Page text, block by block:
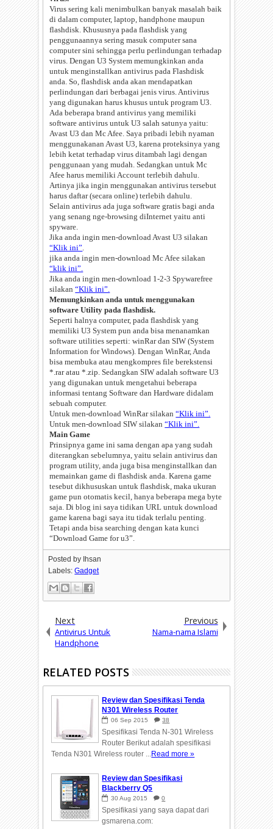
Virus sering kali menimbulkan banyak masalah baik
di dalam computer, laptop, handphone maupun
flashdisk. Khususnya pada flashdisk yang
penggunaannya sering masuk computersana
computer sini sehingga perlu perlindungan terhadap
virus. Dengan U3 System memungkinkan anda
untuk menginstallkan antivirus pada Flashdisk
anda. So, flashdisk anda akan mendapatkan
perlindungan dari berbagai jenis virus. Antivirus
yang digunakan harus khusus untuk program U3.
Ada beberapa brand antivirus yang memiliki
software antivirus untuk U3 salah satunya yaitu:
Avast U3 dan Mc Afee. Saya pribadi lebih nyaman
menggunakanan Avast U3, karena proteksinya yang
lebih ketat terhadap virus ditambah lagi dengan
penggunaan yang mudah. Sedangkan untuk Mc
Afee harus memiliki Account terlebih dahulu.
Artinya jika ingin menggunakan antivirus tersebut
harus daftar (secara online) terlebih dahulu.
Selain antivirus ada juga software gratis bagi anda
yang senang nge-browsing diInternet yaitu anti
spyware.
Jika anda ingin men-download Avast U3 silakan
“Klik ini”.
jika anda ingin men-download Mc Afee silakan
“klik ini”.
Jika anda ingin men-download 1-2-3 Spywarefree
silakan“Klik ini”.
Memungkinkan anda untuk menggunakan
software Utility pada flashdisk.
Seperti halnya computer, pada flashdisk yang
memiliki U3 System pun anda bisa menanamkan
software utilities seperti: winRar dan SIW (System
Information for Windows). Dengan WinRar, Anda
bisa membuka atau mengkompres file berekstensi
*.rar atau *.zip. Sedangkan SIW adalah software U3
yang digunakan untuk mengetahui beberapa
informasi tentang Software dan Hardware didalam
sebuah computer.
Untuk men-download WinRar silakan“Klik ini”.
Untuk men-download SIW silakan“Klik ini”.
Main Game
Prinsipnya game ini sama dengan apa yang sudah
diterangkan sebelumnya, yaitu selain antivirus dan
program utility, anda juga bisa menginstallkan dan
memainkan game di flashdisk anda. Karena game
tesebut dikhususkan untuk flashdisk, maka ukuran
game pun otomatis kecil, hanya beberapa mega byte
saja. Di blog ini saya tidikan URL untuk download
game karena bagi saya itu tidak terlalu penting.
Tetapi anda bisa searching dengan kata kunci
“Download Game for u3”.
Posted by Ihsan
Labels:Gadget
Next
Antivirus Untuk
Handphone
Previous
Nama-nama Islami
RELATED POSTS
Review dan Spesifikasi Tenda
N301 Wireless Router
06 Sep 2015 38
Spesifikasi Tenda N-301 Wireless
Router Berikut adalah spesifikasi
Tenda N301 Wireless router ...Read more »
Review dan Spesifikasi
Blackberry Q5
30 Aug 2015 0
Spesifikasi yang saya dapat dari
gsmarena.com: